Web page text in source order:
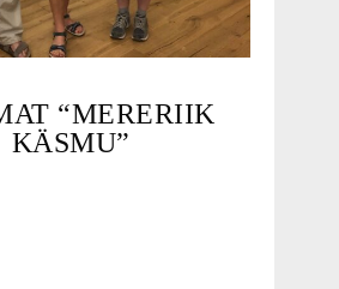
“MERERIIK
KÄSMU”